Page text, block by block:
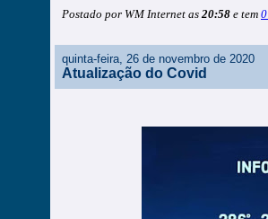
Postado por WM Internet as 20:58 e tem
quinta-feira, 26 de novembro de 2020
Atualização do Covid